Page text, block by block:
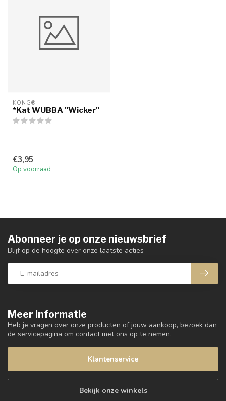
KONG®
*Kat WUBBA "Wicker"
€3,95
Op voorraad
Meer informatie
Heb je vragen over onze producten of jouw aankoop, bezoek dan
de servicepagina om contact met ons op te nemen.
Klantenservice
Bekijk onze winkels
Abonneer je op onze nieuwsbrief
Blijf op de hoogte over onze laatste acties